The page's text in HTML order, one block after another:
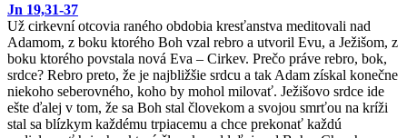
Jn 19,31-37
Už cirkevní otcovia raného obdobia kresťanstva meditovali nad
Adamom, z boku ktorého Boh vzal rebro a utvoril Evu, a Ježišom, z
boku ktorého povstala nová Eva – Cirkev. Prečo práve rebro, bok,
srdce? Rebro preto, že je najbližšie srdcu a tak Adam získal konečne
niekoho seberovného, koho by mohol milovať. Ježišovo srdce ide
ešte ďalej v tom, že sa Boh stal človekom a svojou smrťou na kríži
stal sa blízkym každému trpiacemu a chce prekonať každú